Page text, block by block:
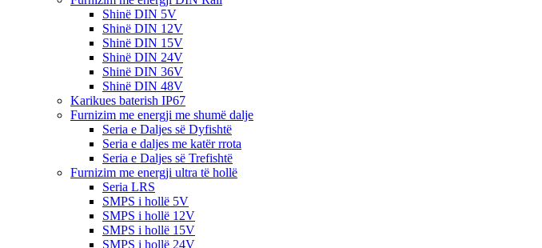
Shinë DIN 5V
Shinë DIN 12V
Shinë DIN 15V
Shinë DIN 24V
Shinë DIN 36V
Shinë DIN 48V
Karikues baterish IP67
Furnizim me energji me shumë dalje
Seria e Daljes së Dyfishtë
Seria e daljes me katër rrota
Seria e Daljes së Trefishtë
Furnizim me energji ultra të hollë
Seria LRS
SMPS i hollë 5V
SMPS i hollë 12V
SMPS i hollë 15V
SMPS i hollë 24V